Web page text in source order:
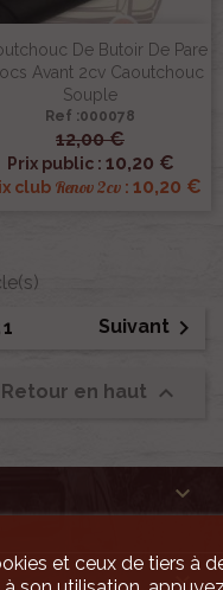
De Butoir De Pare
Avant 2cv Caoutchouc
Souple
Ref :000078
12,00 €
Prix public : 10,20 €
club Renov 2cv: 10,20 €
Suivant 
Retour en haut 


et ceux de tiers à